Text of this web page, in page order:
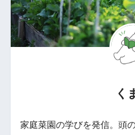
く
家庭菜園の学びを発信。頭